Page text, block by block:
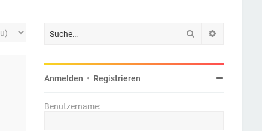
Suche
Anmelden • Registrieren
Benutzername: